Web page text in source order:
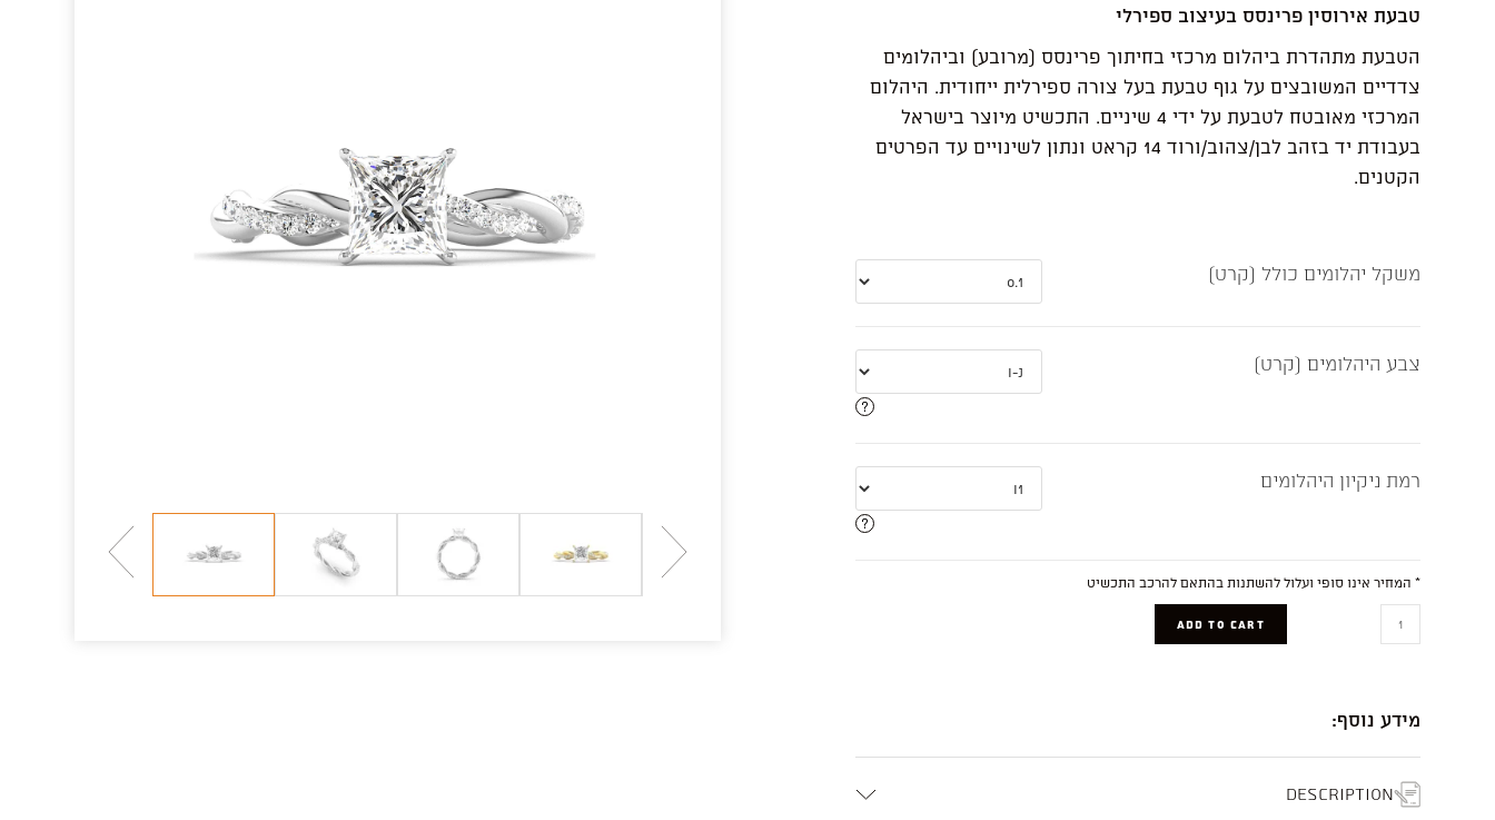
טבעת אירוסין פרינסס בעיצוב ספירלי
הטבעת מתהדרת ביהלום מרכזי בחיתוך פרינסס (מרובע) וביהלומים
צדדיים המשובצים על גוף טבעת בעל צורה ספירלית ייחודית. היהלום
המרכזי מאובטח לטבעת על ידי 4 שיניים. התכשיט מיוצר בישראל
בעבודת יד בזהב לבן/צהוב/ורוד 14 קראט ונתון לשינויים עד הפרטים
הקטנים.
משקל יהלומים כולל (קרט)
צבע היהלומים (קרט)
רמת ניקיון היהלומים
* המחיר אינו סופי ועלול להשתנות בהתאם להרכב התכשיט
ADD TO CART
מידע נוסף:
Description